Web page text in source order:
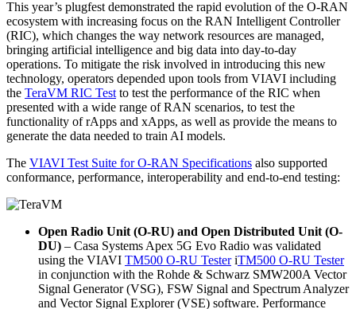
This year’s plugfest demonstrated the rapid evolution of the O-RAN
ecosystem with increasing focus on the RAN Intelligent Controller
(RIC), which changes the way network resources are managed,
bringing artificial intelligence and big data into day-to-day
operations. To mitigate the risk involved in introducing this new
technology, operators depended upon tools from VIAVI including
the TeraVM RIC Test to test the performance of the RIC when
presented with a wide range of RAN scenarios, to test the
functionality of rApps and xApps, as well as provide the means to
generate the data needed to train AI models.
The VIAVI Test Suite for O-RAN Specifications also supported
conformance, performance, interoperability and end-to-end testing:
Open Radio Unit (O-RU) and Open Distributed Unit (O-
DU) – Casa Systems Apex 5G Evo Radio was validated
using the VIAVI TM500 O-RU TesteriTM500 O-RU Tester
in conjunction with the Rohde & Schwarz SMW200A Vector
Signal Generator (VSG), FSW Signal and Spectrum Analyzer
and Vector Signal Explorer (VSE) software. Performance